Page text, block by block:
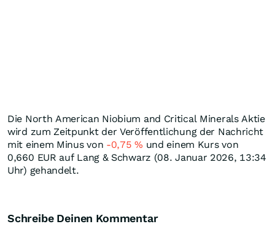
Die North American Niobium and Critical Minerals Aktie
wird zum Zeitpunkt der Veröffentlichung der Nachricht
mit einem Minus von -0,75% und einem Kurs von
0,660 EUR auf Lang & Schwarz (08. Januar 2026, 13:34
Uhr) gehandelt.
Schreibe Deinen Kommentar